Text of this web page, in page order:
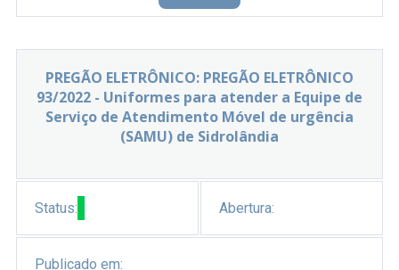
PREGÃO ELETRÔNICO: PREGÃO ELETRÔNICO
93/2022 - Uniformes para atender a Equipe de
Serviço de Atendimento Móvel de urgência
(SAMU) de Sidrolândia
Status: Abertura:
Publicado em: